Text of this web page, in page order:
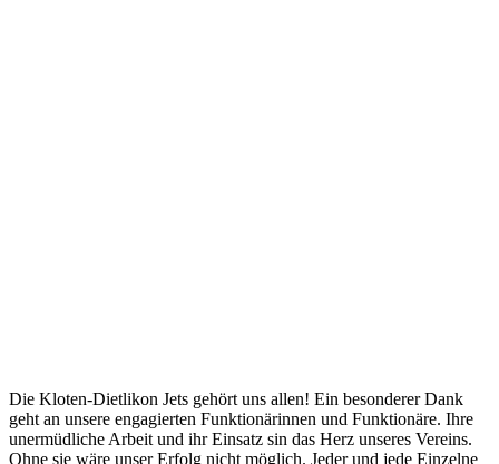
Die Kloten-Dietlikon Jets gehört uns allen! Ein besonderer Dank
geht an unsere engagierten Funktionärinnen und Funktionäre. Ihre
unermüdliche Arbeit und ihr Einsatz sin das Herz unseres Vereins.
Ohne sie wäre unser Erfolg nicht möglich. Jeder und jede Einzelne